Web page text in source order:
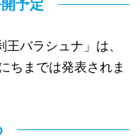
予定
バラシュナ」は、
ちまでは発表されま